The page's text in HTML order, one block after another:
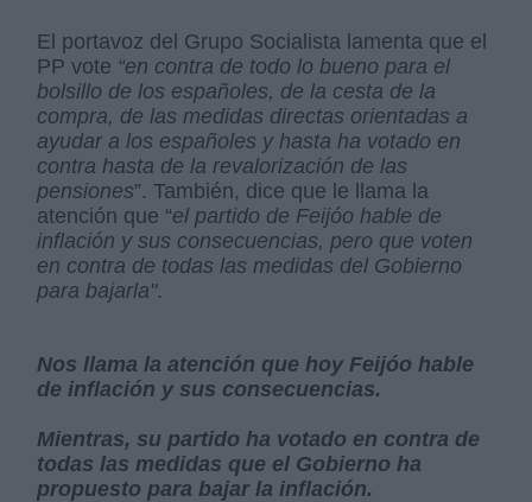
El portavoz del Grupo Socialista lamenta que el
PP vote “en contra de todo lo bueno para el
bolsillo de los españoles, de la cesta de la
compra, de las medidas directas orientadas a
ayudar a los españoles y hasta ha votado en
contra hasta de la revalorización de las
pensiones”. También, dice que le llama la
atención que “el partido de Feijóo hable de
inflación y sus consecuencias, pero que voten
en contra de todas las medidas del Gobierno
para bajarla".
Nos llama la atención que hoy Feijóo hable
de inflación y sus consecuencias.
Mientras, su partido ha votado en contra de
todas las medidas que el Gobierno ha
propuesto para bajar la inflación.